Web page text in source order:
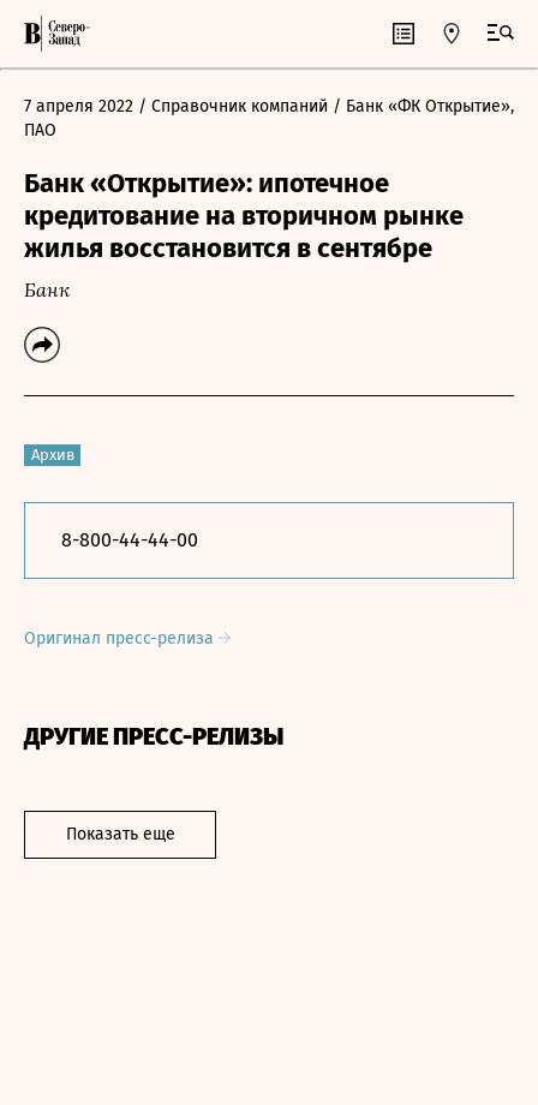
7 апреля 2022 / Справочник компаний / Банк «ФК Открытие»,
ПАО
Банк «Открытие»: ипотечное
кредитование на вторичном рынке
жилья восстановится в сентябре
Банк
Архив
8-800-44-44-00
Оригинал пресс-релиза
ДРУГИЕ ПРЕСС-РЕЛИЗЫ
Показать еще